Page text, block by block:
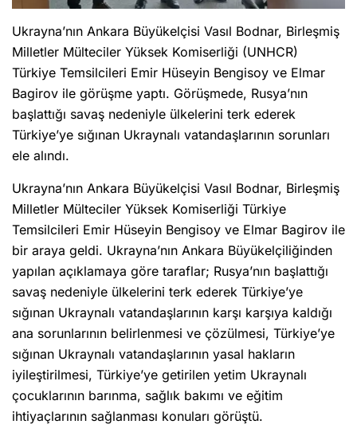
Ukrayna’nın Ankara Büyükelçisi Vasıl Bodnar, Birleşmiş
Milletler Mülteciler Yüksek Komiserliği (UNHCR)
Türkiye Temsilcileri Emir Hüseyin Bengisoy ve Elmar
Bagirov ile görüşme yaptı. Görüşmede, Rusya’nın
başlattığı savaş nedeniyle ülkelerini terk ederek
Türkiye’ye sığınan Ukraynalı vatandaşlarının sorunları
ele alındı.
Ukrayna’nın Ankara Büyükelçisi Vasıl Bodnar, Birleşmiş
Milletler Mülteciler Yüksek Komiserliği Türkiye
Temsilcileri Emir Hüseyin Bengisoy ve Elmar Bagirov ile
bir araya geldi. Ukrayna’nın Ankara Büyükelçiliğinden
yapılan açıklamaya göre taraflar; Rusya’nın başlattığı
savaş nedeniyle ülkelerini terk ederek Türkiye’ye
sığınan Ukraynalı vatandaşlarının karşı karşıya kaldığı
ana sorunlarının belirlenmesi ve çözülmesi, Türkiye’ye
sığınan Ukraynalı vatandaşlarının yasal hakların
iyileştirilmesi, Türkiye’ye getirilen yetim Ukraynalı
çocuklarının barınma, sağlık bakımı ve eğitim
ihtiyaçlarının sağlanması konuları görüştü.